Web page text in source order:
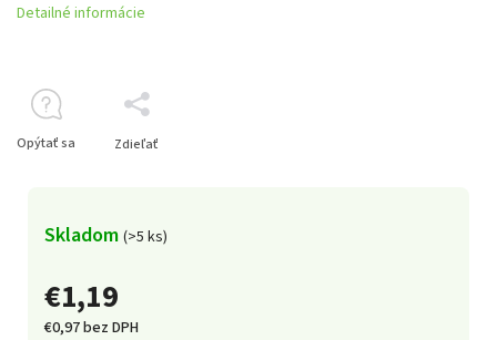
€1,19
€0,97 bez DPH
Skladom (>5 ks)
Detailné informácie
Opýtať sa Zdieľať